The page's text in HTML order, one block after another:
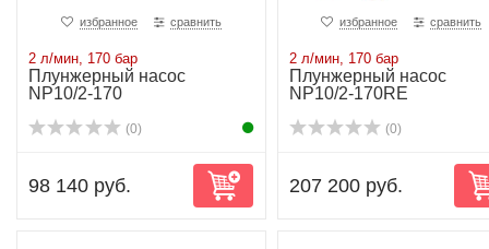
избранное сравнить
2 л/мин, 170 бар
Плунжерный насос
NP10/2-170
(0)
98 140 руб.
избранное сравнить
2 л/мин, 170 бар
Плунжерный насос
NP10/2-170RE
(0)
207 200 руб.